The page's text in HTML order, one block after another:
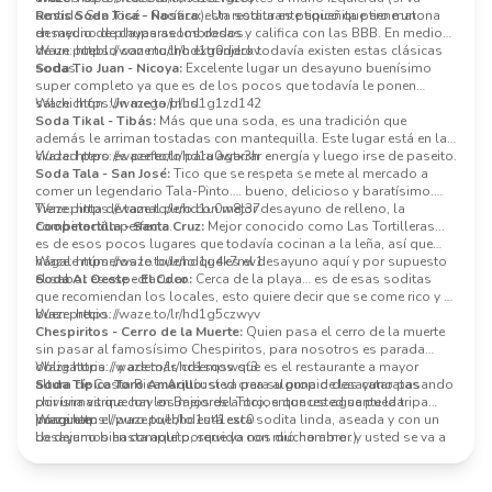
sentido San José - Pacífico). Un restaurante tipico que tiene un
desayuno de chuparse los dedos.
Rosis Soda Tica - Nosara:esta sodita es pequeñita pero matona
en medio de playas asombrosas y califica con las BBB. En medio
de un pueblo con mucho extranjero todavía existen estas clásicas
sodas.
Waze:https://waze.to/lr/hd1g0ddckv
Soda Tio Juan - Nicoya: Excelente lugar un desayuno buenísimo
super completo ya que es de los pocos que todavía le ponen
salchichón. Un mega plus.
Waze:https://waze.to/lr/hd1g1zd142
Soda Tikal - Tibás: Más que una soda, es una tradición que
además le arriman tostadas con mantequilla. Este lugar está en la
ciudad pero es perfecto para agarrar energía y luego irse de paseito.
Waze:https://waze.to/lr/hd1u0wtx3h
Soda Tala - San José:Tico que se respeta se mete al mercado a
comer un legendario Tala-Pinto…. bueno, delicioso y baratísimo.
Tiene pinta de tamal pero con mejor desayuno de relleno, la
combinación perfecta.
Waze:https://waze.to/lr/hd1u0w8t37
Coopetortilla - Santa Cruz: Mejor conocido como Las Tortilleras...
es de esos pocos lugares que todavía cocinan a la leña, así que
hágale números lo bueno que es el desayuno aquí y por supuesto
el sabor es espectacular.
Waze:https://waze.to/lr/hd1g4k7nw1
Soda Al Oeste - El Coco: Cerca de la playa… es de esas soditas
que recomiendan los locales, esto quiere decir que se come rico y a
buen precio.
Waze:https://waze.to/lr/hd1g5czwyv
Chespiritos - Cerro de la Muerte: Quien pasa el cerro de la muerte
sin pasar al famosísimo Chespiritos, para nosotros es parada
obligatoria… y además creemos que es el restaurante a mayor
altura de Costa Rica. Aquí usted crea su propio desayuno pasando
por una vitrina con los mejores antojos que usted se pueda
imaginar.
Waze:https://waze.to/lr/hd1sqswsf3
Soda Típica Toro Amarillo:si va para alguna de las cataratas
chivísimas que hay en Bajos del Toro, entonces aguante la tripa
porque en el puro pueblo está esta sodita linda, aseada y con un
desayuno bien completo, servido con mucho amor y usted se va a
Waze:https://waze.to/lr/hd1u41exc0
Lo dejamos hasta aquí porque ya nos dió hambre :)